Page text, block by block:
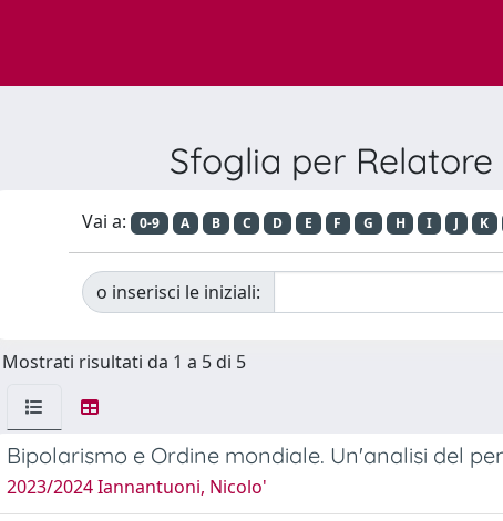
Sfoglia per Relatore
Vai a: 0-9 A B C D E F G H I J K
o inserisci le iniziali:
Mostrati risultati da 1 a 5 di 5
Bipolarismo e Ordine mondiale. Un'analisi del
2023/2024 Iannantuoni, Nicolo'